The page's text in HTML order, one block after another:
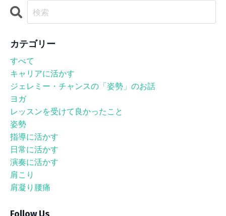
カテゴリー
すべて
キャリアに活かす
ジェレミー・チャンスの「姿勢」のお話
ヨガ
レッスンを受けて良かったこと
姿勢
指導に活かす
日常に活かす
演奏に活かす
肩こり
肩凝り腰痛